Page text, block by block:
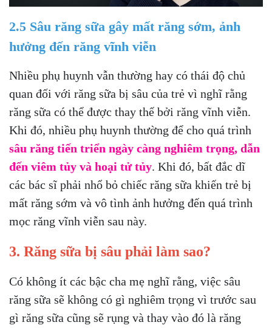
2.5 Sâu răng sữa gây mất răng sớm, ảnh
hưởng đến răng vĩnh viễn
Nhiều phụ huynh vẫn thường hay có thái độ chủ
quan đối với răng sữa bị sâu của trẻ vì nghĩ rằng
răng sữa có thể được thay thế bởi răng vĩnh viễn.
Khi đó, nhiều phụ huynh thường để cho quá trình
sâu răng tiến triển ngày càng nghiêm trọng, dẫn
đến viêm tủy và hoại tử tủy. Khi đó, bất đắc dĩ
các bác sĩ phải nhổ bỏ chiếc răng sữa khiến trẻ bị
mất răng sớm và vô tình ảnh hưởng đến quá trình
mọc răng vĩnh viễn sau này.
3. Răng sữa bị sâu phải làm sao?
Có không ít các bậc cha mẹ nghĩ rằng, việc sâu
răng sữa sẽ không có gì nghiêm trọng vì trước sau
gì răng sữa cũng sẽ rụng và thay vào đó là răng